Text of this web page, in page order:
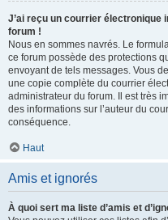
J’ai reçu un courrier électronique
forum !
Nous en sommes navrés. Le
ce forum possède des protections
envoyant de tels messages. Vous
une copie complète du courrier
administrateur du forum. Il est très
des informations sur l’auteur du
conséquence.
Haut
Amis et ignorés
À quoi sert ma liste d’amis et